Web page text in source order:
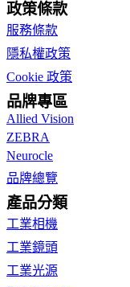
政策條款
服務條款
隱私權政策
Cookie 政策
品牌專區
Allied Vision
ZEBRA
Neurocle
品牌總覽
產品分類
工業相機
工業鏡頭
工業光源